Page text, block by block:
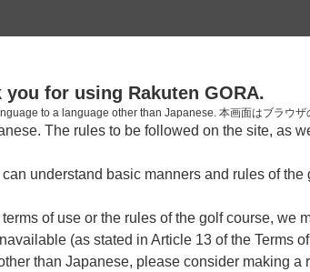
確認
you for using Rakuten GORA.
to a language other than Japanese. 本画面はブラウ
The rules to be followed on the site, as
understand basic manners and rules of
of use or the rules of the golf course, we
(as stated in Article 13 of the Terms
than Japanese, please consider making a